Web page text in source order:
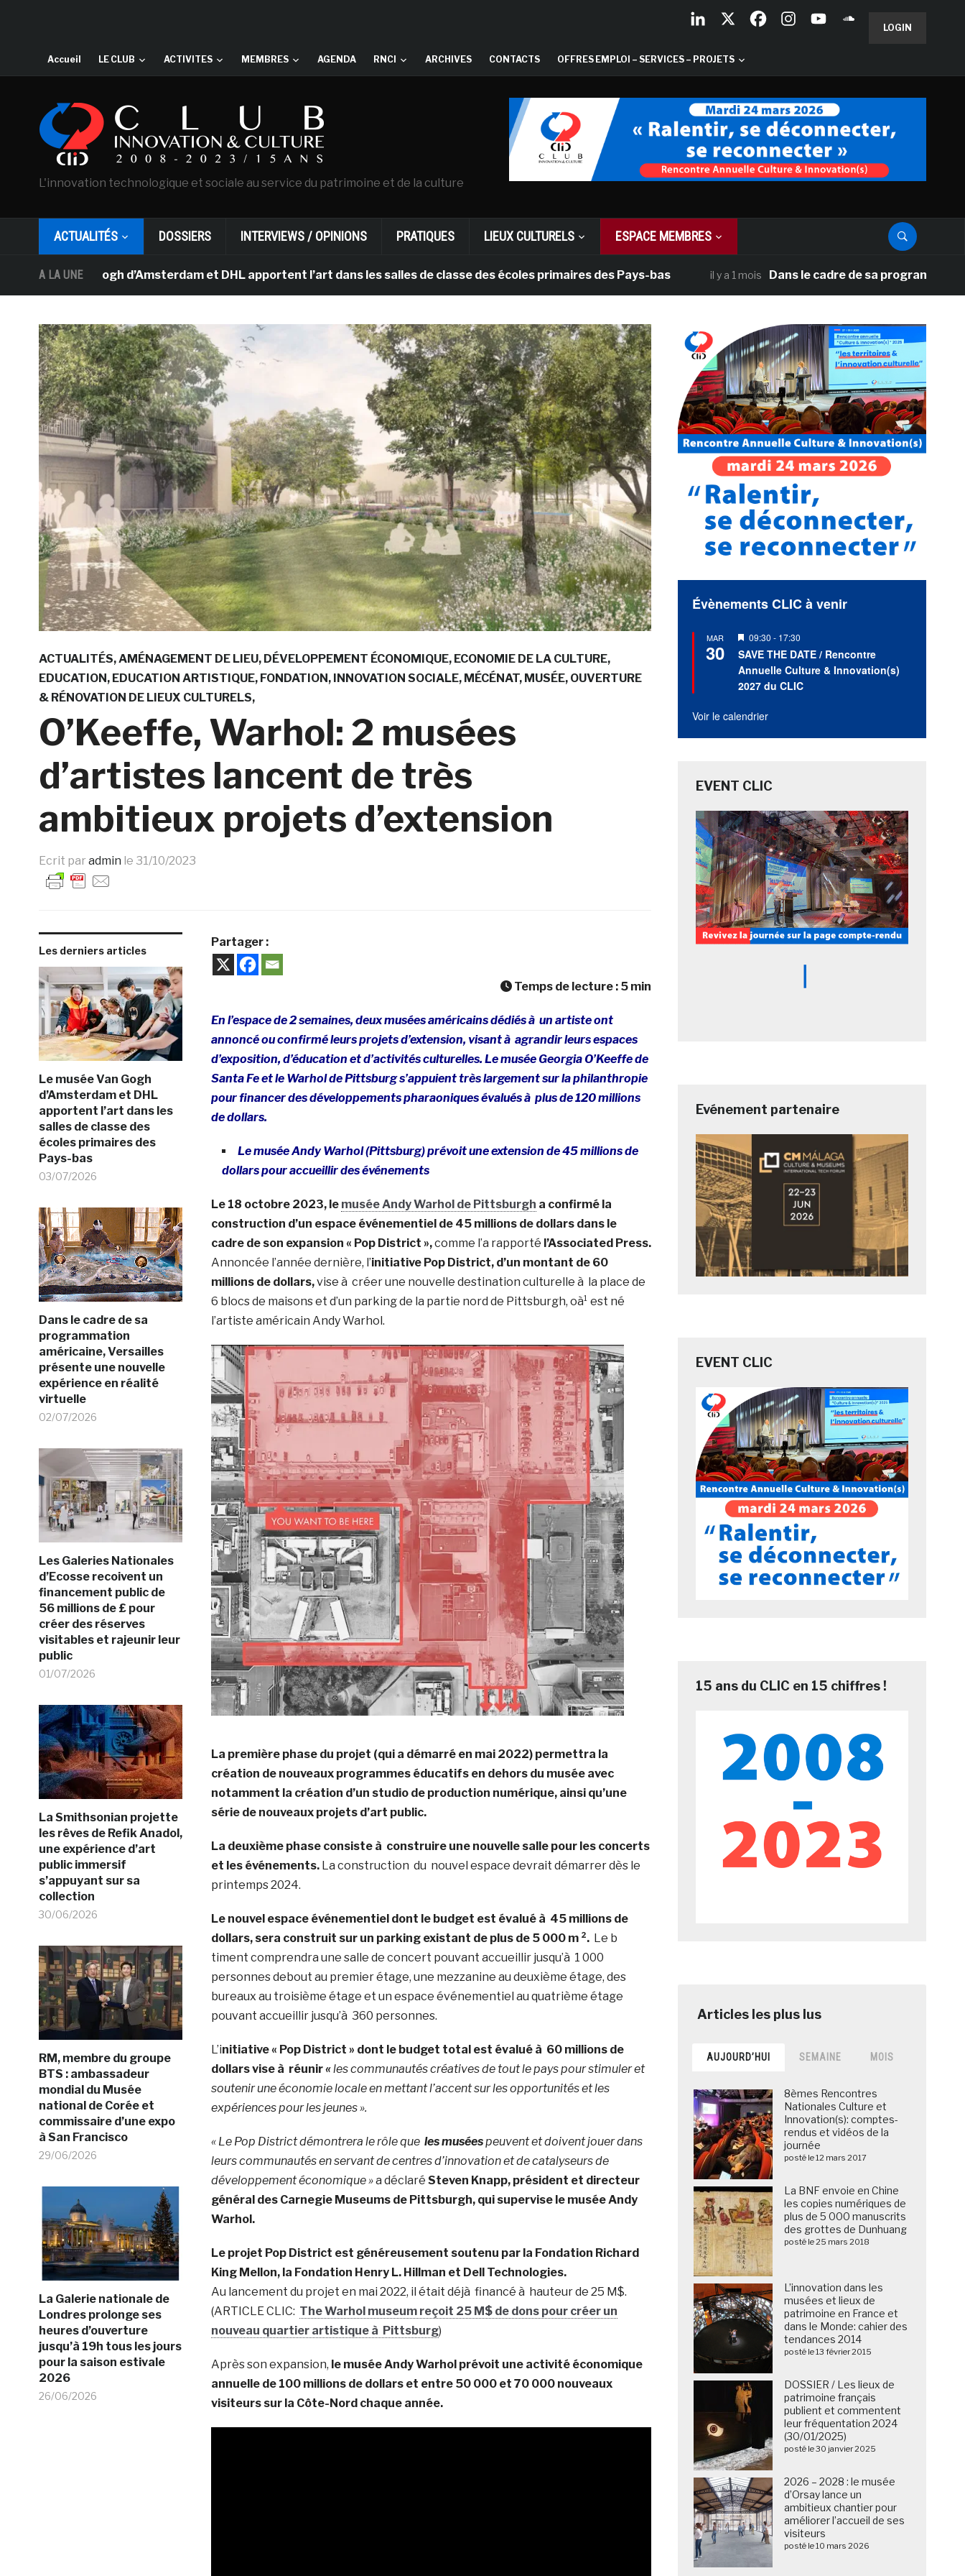
LOGIN
Accueil LE CLUB ACTIVITES MEMBRES AGENDA RNCI ARCHIVES CONTACTS OFFRES EMPLOI – SERVICES – PROJETS
L'innovation technologique et sociale au service du patrimoine et de la culture
ACTUALITÉS DOSSIERS INTERVIEWS / OPINIONS PRATIQUES LIEUX CULTURELS ESPACE MEMBRES
A LA UNE
Van Gogh d’Amsterdam et DHL apportent l’art dans les salles de classe des écoles primaires des Pays-bas il y a 1 mois Dans le cadre de sa programmation
ACTUALITÉS AMÉNAGEMENT DE LIEU DÉVELOPPEMENT ÉCONOMIQUE ECONOMIE DE LA CULTURE
EDUCATION EDUCATION ARTISTIQUE FONDATION INNOVATION SOCIALE MÉCÉNAT MUSÉE OUVERTURE
& RÉNOVATION DE LIEUX CULTURELS
O’Keeffe, Warhol: 2 musées
d’artistes lancent de très
ambitieux projets d’extension
Ecrit par admin le 31/10/2023
Les derniers articles
Le musée Van Gogh
d’Amsterdam et DHL
apportent l’art dans les
salles de classe des
écoles primaires des
Pays-bas
03/07/2026
Dans le cadre de sa
programmation
américaine, Versailles
présente une nouvelle
expérience en réalité
virtuelle
02/07/2026
Les Galeries Nationales
d’Ecosse recoivent un
financement public de
56 millions de £ pour
créer des réserves
visitables et rajeunir leur
public
01/07/2026
La Smithsonian projette
les rêves de Refik Anadol,
une expérience d’art
public immersif
s’appuyant sur sa
collection
30/06/2026
RM, membre du groupe
BTS : ambassadeur
mondial du Musée
national de Corée et
commissaire d’une expo
à San Francisco
29/06/2026
La Galerie nationale de
Londres prolonge ses
heures d’ouverture
jusqu’à 19h tous les jours
pour la saison estivale
2026
26/06/2026
Partager :
Temps de lecture : 5 min
En l’espace de 2 semaines, deux musées américains dédiés à un artiste ont
annoncé ou confirmé leurs projets d’extension, visant à agrandir leurs espaces
d’exposition, d’éducation et d’activités culturelles. Le musée Georgia O’Keeffe de
Santa Fe et le Warhol de Pittsburg s’appuient très largement sur laphilanthropie
pour financer des développements pharaoniques évalués à plus de 120 millions
de dollars.
Le musée Andy Warhol (Pittsburg) prévoit une extension de 45 millions de
dollars pour accueillir des événements
Le 18 octobre 2023, le musée Andy Warhol de Pittsburgh a confirmé la
construction d’un espace événementiel de 45 millions de dollars dans le
cadre de son expansion « Pop District »,comme l’a rapporté l’Associated Press.
Annoncée l’année dernière, l’initiative Pop District, d’un montant de 60
millions de dollars,vise à créer une nouvelle destination culturelle à la place de
6 blocs de maisons et d’un parking de la partie nord de Pittsburgh, oà¹ est né
l’artiste américain Andy Warhol.
La première phase du projet (qui a démarré en mai 2022) permettra la
création de nouveaux programmes éducatifs en dehors du musée avec
notamment la création d’un studio de production numérique, ainsi qu’une
série de nouveaux projets d’art public.
La deuxième phase consiste à construire une nouvelle salle pour les concerts
et les événements.La construction du nouvel espace devrait démarrer dès le
printemps 2024.
Le nouvel espace événementiel dont le budget est évalué à 45 millions de
dollars, sera construit sur un parking existant de plus de 5 000 m ².Le b
timent comprendra une salle de concert pouvant accueillir jusqu’à 1 000
personnes debout au premier étage, une mezzanine au deuxième étage, des
bureaux au troisième étage et un espace événementiel au quatrième étage
pouvant accueillir jusqu’à 360 personnes.
L’initiative « Pop District » dont le budget total est évalué à 60 millions de
dollars vise à réunir«les communautés créatives de tout le pays pour stimuler et
soutenir une économie locale en mettant l’accent sur les opportunités et les
expériences pour les jeunes ».
« Le Pop District démontrera le rôle que les muséespeuvent et doivent jouer dans
leurs communautés en servant de centres d’innovation et de catalyseurs de
développement économique »a déclaré Steven Knapp, président et directeur
général des Carnegie Museums de Pittsburgh, qui supervise le musée Andy
Warhol.
Le projet Pop District est généreusement soutenu par la Fondation Richard
King Mellon, la Fondation Henry L. Hillman et Dell Technologies.
Au lancement du projet en mai 2022, il était déjà financé à hauteur de 25 M$.
(ARTICLE CLIC: The Warhol museum reçoit 25 M$ de dons pour créer un
nouveau quartier artistique à Pittsburg)
Après son expansion, le musée Andy Warhol prévoit une activité économique
annuelle de 100 millions de dollars et entre 50 000 et 70 000 nouveaux
visiteurs sur la Côte-Nord chaque année.
Évènements CLIC à venir
MAR
30
Mis
en
avant
09:30 - 17:30
SAVE THE DATE / Rencontre
Annuelle Culture & Innovation(s)
2027 du CLIC
Voir le calendrier
EVENT CLIC
Evénement partenaire
EVENT CLIC
15 ans du CLIC en 15 chiffres !
AUJOURD’HUI SEMAINE MOIS
8èmes Rencontres
Nationales Culture et
Innovation(s): comptes-
rendus et vidéos de la
journée
posté le 12 mars 2017
La BNF envoie en Chine
les copies numériques de
plus de 5 000 manuscrits
des grottes de Dunhuang
posté le 25 mars 2018
L’innovation dans les
musées et lieux de
patrimoine en France et
dans le Monde: cahier des
tendances 2014
posté le 13 février 2015
DOSSIER / Les lieux de
patrimoine français
publient et commentent
leur fréquentation 2024
(30/01/2025)
posté le 30 janvier 2025
2026 – 2028 : le musée
d’Orsay lance un
ambitieux chantier pour
améliorer l’accueil de ses
visiteurs
posté le 10 mars 2026